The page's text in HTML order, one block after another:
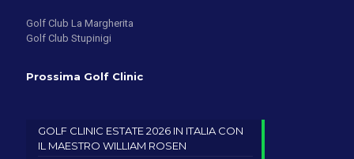
Golf Club La Margherita
Golf Club Stupinigi
Prossima Golf Clinic
GOLF CLINIC ESTATE 2026 IN ITALIA CON
IL MAESTRO WILLIAM ROSEN